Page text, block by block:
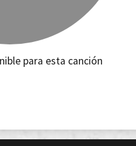
para esta canción